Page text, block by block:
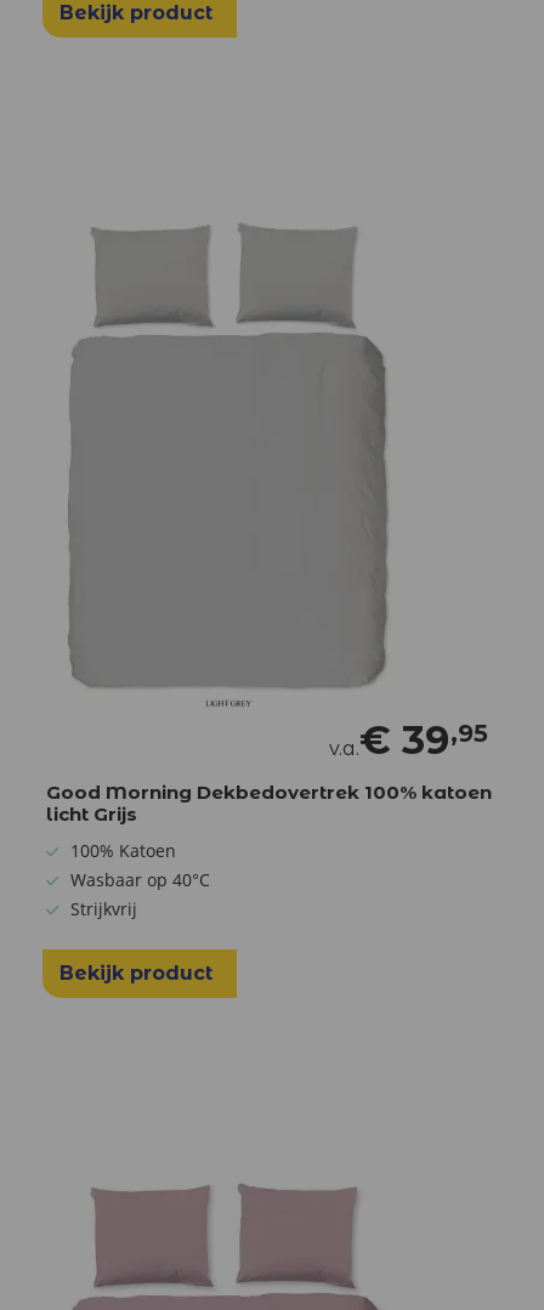
Bekijk product
v.a.€ 39,95
Good Morning Dekbedovertrek 100% katoen
licht Grijs
100% Katoen
Wasbaar op 40°C
Strijkvrij
Bekijk product